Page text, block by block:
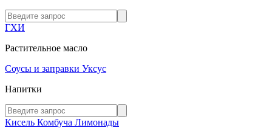
ГХИ
Растительное масло
Соусы и заправки Уксус
Напитки
Кисель Комбуча Лимонады